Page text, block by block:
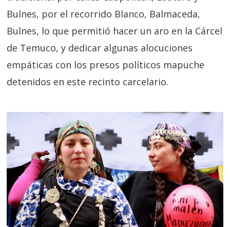
Bulnes, por el recorrido Blanco, Balmaceda,
Bulnes, lo que permitió hacer un aro en la Cárcel
de Temuco, y dedicar algunas alocuciones
empáticas con los presos políticos mapuche
detenidos en este recinto carcelario.